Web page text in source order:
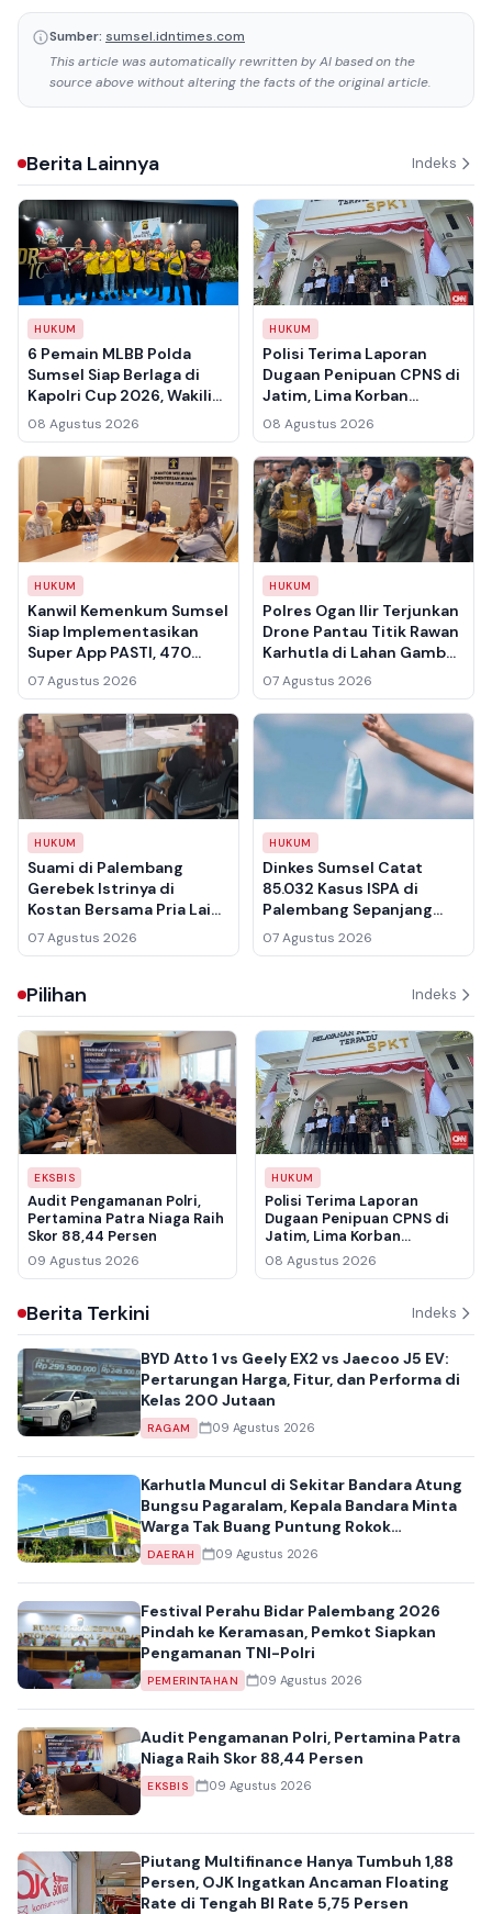
Sumber: sumsel.idntimes.com
This article was automatically rewritten by AI based on the
source above without altering the facts of the original article.
Berita Lainnya Indeks
HUKUM
6 Pemain MLBB Polda
Sumsel Siap Berlaga di
Kapolri Cup 2026, Wakili
Sumatera Selatan Usai
Juara di Tingkat Kapolda
08 Agustus 2026
HUKUM
Polisi Terima Laporan
Dugaan Penipuan CPNS di
Jatim, Lima Korban
Pertama Rugi Rp3,5 Miliar
08 Agustus 2026
HUKUM
Kanwil Kemenkum Sumsel
Siap Implementasikan
Super App PASTI, 470
Layanan Hukum
Terintegrasi Mulai 1
September 2026
07 Agustus 2026
HUKUM
Polres Ogan Ilir Terjunkan
Drone Pantau Titik Rawan
Karhutla di Lahan Gambut
Indralaya Utara
07 Agustus 2026
HUKUM
Suami di Palembang
Gerebek Istrinya di
Kostan Bersama Pria Lain
Setelah Seminggu Tak
Pulang, Langsung
07 Agustus 2026
HUKUM
Dinkes Sumsel Catat
85.032 Kasus ISPA di
Palembang Sepanjang
Januari–Juni 2026, Imbau
Warga Waspada Karhutla
07 Agustus 2026
Pilihan Indeks
EKSBIS
Audit Pengamanan Polri,
Pertamina Patra Niaga Raih
Skor 88,44 Persen
09 Agustus 2026
HUKUM
Polisi Terima Laporan
Dugaan Penipuan CPNS di
Jatim, Lima Korban
Pertama Rugi Rp3,5 Miliar
08 Agustus 2026
Berita Terkini Indeks
BYD Atto 1 vs Geely EX2 vs Jaecoo J5 EV:
Pertarungan Harga, Fitur, dan Performa di
Kelas 200 Jutaan
RAGAM 09 Agustus 2026
Karhutla Muncul di Sekitar Bandara Atung
Bungsu Pagaralam, Kepala Bandara Minta
Warga Tak Buang Puntung Rokok
Sembarangan
DAERAH 09 Agustus 2026
Festival Perahu Bidar Palembang 2026
Pindah ke Keramasan, Pemkot Siapkan
Pengamanan TNI-Polri
PEMERINTAHAN 09 Agustus 2026
Audit Pengamanan Polri, Pertamina Patra
Niaga Raih Skor 88,44 Persen
EKSBIS 09 Agustus 2026
Piutang Multifinance Hanya Tumbuh 1,88
Persen, OJK Ingatkan Ancaman Floating
Rate di Tengah BI Rate 5,75 Persen